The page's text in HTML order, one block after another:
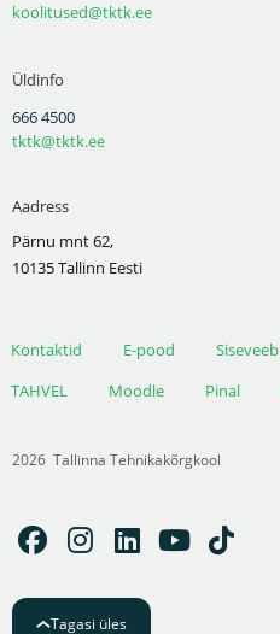
koolitused@tktk.ee
Üldinfo
666 4500
tktk@tktk.ee
Aadress
Pärnu mnt 62,
10135 Tallinn Eesti
Kontaktid E-pood Siseveeb
TAHVEL
Moodle Pinal
2026 Tallinna Tehnikakõrgkool
Tagasi üles